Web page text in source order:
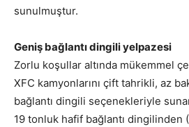
sunulmuştur.
Geniş bağlantı dingili yelpazesi
Zorlu koşullar altında mükemmel
XFC kamyonlarını çift tahrikli, az
bağlantı dingili seçenekleriyle
19 tonluk hafif bağlantı dingilinden